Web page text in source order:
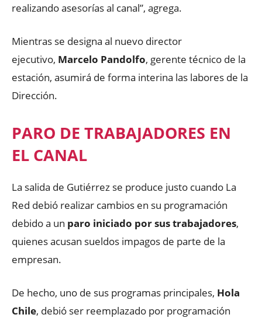
realizando asesorías al canal”, agrega.
Mientras se designa al nuevo director
ejecutivo, Marcelo Pandolfo, gerente técnico de la
estación, asumirá de forma interina las labores de la
Dirección.
PARO DE TRABAJADORES EN
EL CANAL
La salida de Gutiérrez se produce justo cuando La
Red debió realizar cambios en su programación
debido a un paro iniciado por sus trabajadores,
quienes acusan sueldos impagos de parte de la
empresan.
De hecho, uno de sus programas principales, Hola
Chile, debió ser reemplazado por programación